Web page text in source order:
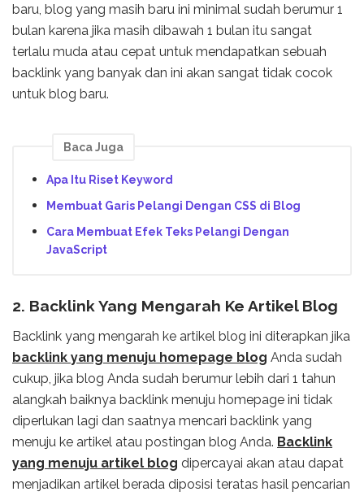
baru, blog yang masih baru ini minimal sudah berumur 1
bulan karena jika masih dibawah 1 bulan itu sangat
terlalu muda atau cepat untuk mendapatkan sebuah
backlink yang banyak dan ini akan sangat tidak cocok
untuk blog baru.
Baca Juga
Apa Itu Riset Keyword
Membuat Garis Pelangi Dengan CSS di Blog
Cara Membuat Efek Teks Pelangi Dengan
JavaScript
2. Backlink Yang Mengarah Ke Artikel Blog
Backlink yang mengarah ke artikel blog ini diterapkan jika
backlink yang menuju homepage blog Anda sudah
cukup, jika blog Anda sudah berumur lebih dari 1 tahun
alangkah baiknya backlink menuju homepage ini tidak
diperlukan lagi dan saatnya mencari backlink yang
menuju ke artikel atau postingan blog Anda. Backlink
yang menuju artikel blog dipercayai akan atau dapat
menjadikan artikel berada diposisi teratas hasil pencarian